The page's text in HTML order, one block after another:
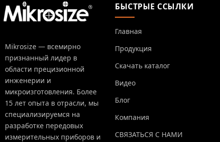
Mikrosize — всемирно
признанный лидер в
области прецизионной
инженерии и
микроизготовления. Более
15 лет опыта в отрасли, мы
специализируемся на
разработке передовых
измерительных приборов и
БЫСТРЫЕ ССЫЛКИ
Главная
Продукция
Скачать каталог
Видео
Блог
Компания
СВЯЗАТЬСЯ С НАМИ